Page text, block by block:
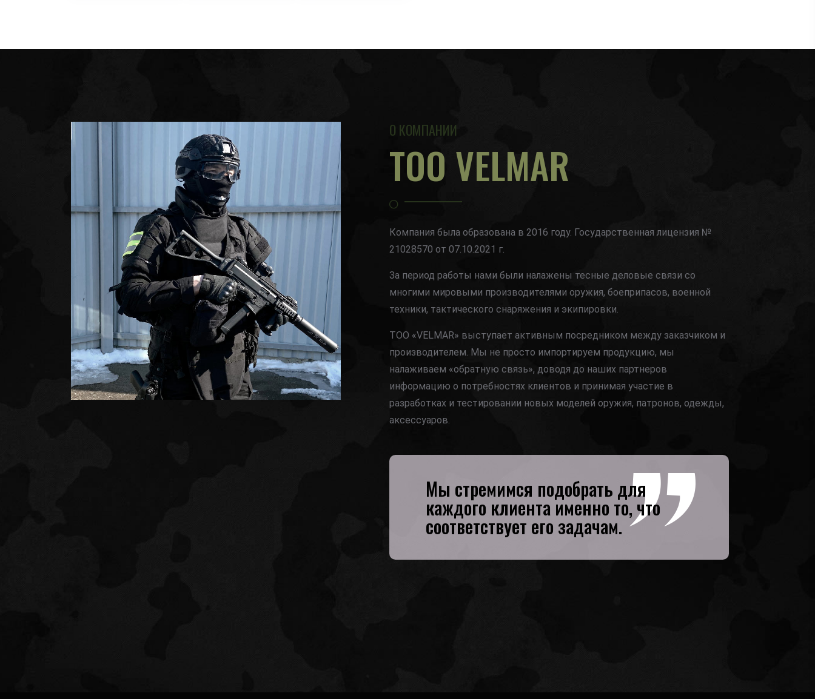
О КОМПАНИИ
ТОО VELMAR
Компания была образована в 2016 году. Государственная лицензия №
21028570 от 07.10.2021 г.
За период работы нами были налажены тесные деловые связи со
многими мировыми производителями оружия, боеприпасов, военной
техники, тактического снаряжения и экипировки.
ТОО «VELMAR» выступает активным посредником между заказчиком и
производителем. Мы не просто импортируем продукцию, мы
налаживаем «обратную связь», доводя до наших партнеров
информацию о потребностях клиентов и принимая участие в
разработках и тестировании новых моделей оружия, патронов, одежды,
аксессуаров.
Мы стремимся подобрать для
каждого клиента именно то, что
соответствует его задачам.